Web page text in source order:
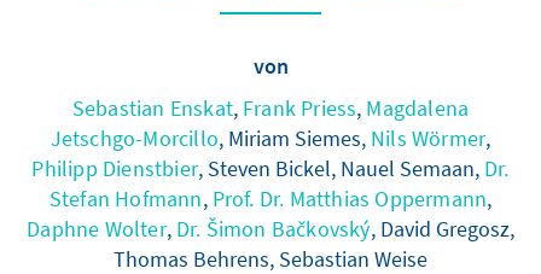
von
Sebastian Enskat, Frank Priess, Magdalena
Jetschgo-Morcillo, Miriam Siemes, Nils Wörmer,
Philipp Dienstbier, Steven Bickel, Nauel Semaan, Dr.
Stefan Hofmann, Prof. Dr. Matthias Oppermann,
Daphne Wolter, Dr. Šimon Bačkovský, David Gregosz,
Thomas Behrens, Sebastian Weise